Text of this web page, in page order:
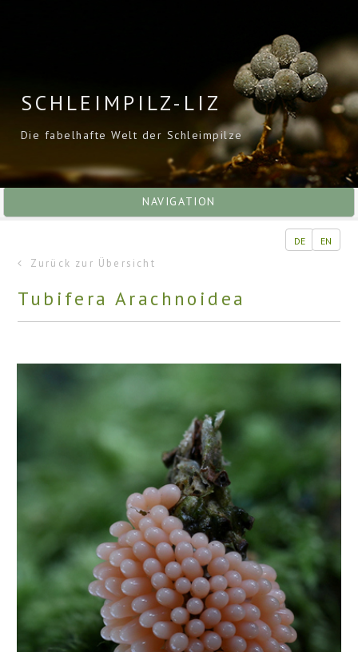
SCHLEIMPILZ-LIZ
Die fabelhafte Welt der Schleimpilze
NAVIGATION
DE EN
Zurück zur Übersicht
Tubifera Arachnoidea